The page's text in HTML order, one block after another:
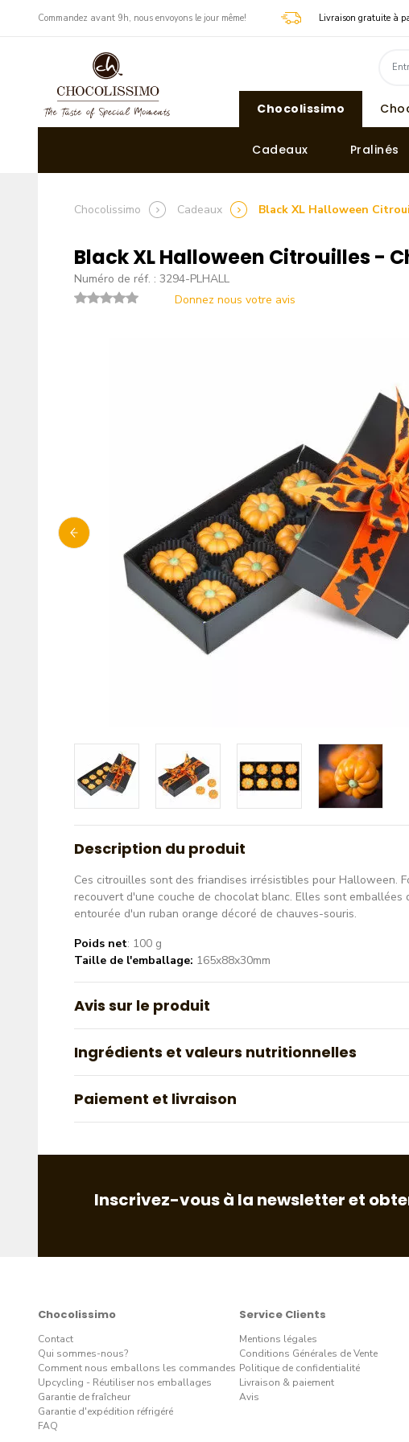
​Commandez avant 9h, nous envoyons le jour même! Livraison gratuite à
Chocolissimo
Cadeaux Pralinés
Chocolissimo Cadeaux Black XL Halloween
Black XL Halloween Citrouilles -
Numéro de réf. : 3294-PLHALL
Donnez nous votre avis
Description du produit
Ces citrouilles sont des friandises irrésistibles pour Halloween.
recouvert d'une couche de chocolat blanc. Elles sont emballées
entourée d'un ruban orange décoré de chauves-souris.
Poids net: 100 g
Taille de l'emballage: 165x88x30mm
Avis sur le produit
Ingrédients et valeurs nutritionnelles
Paiement et livraison
Inscrivez-vous à la newsletter et
Chocolissimo
Contact
Qui sommes-nous?
Comment nous emballons les commandes
Upcycling - Réutiliser nos emballages
Garantie de fraîcheur
Garantie d'expédition réfrigéré
FAQ
Service Clients
Mentions légales
Conditions Générales de Vente
Politique de confidentialité
Livraison & paiement
Avis